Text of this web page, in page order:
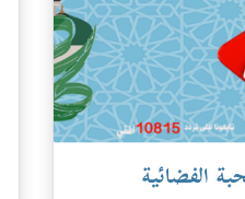
الفضائية